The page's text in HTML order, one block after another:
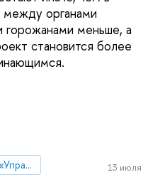
между органами
горожанами меньше, а
становится более
Образовательная программа «Управление и аналитика в государственном секторе»
13 июля